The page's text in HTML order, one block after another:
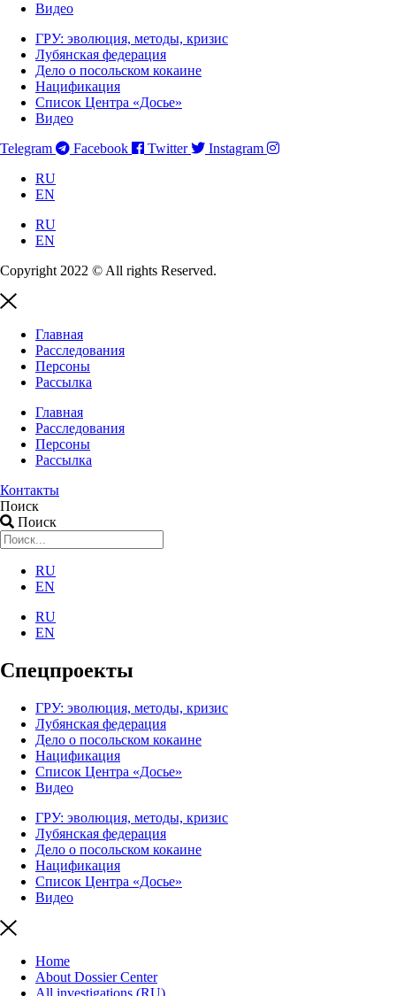
Видео
ГРУ: эволюция, методы, кризис
Лубянская федерация
Дело о посольском кокаине
Нацификация
Список Центра «Досье»
Видео
Telegram
Facebook Twitter
Instagram
RU
EN
RU
EN
Copyright 2022 © All rights Reserved.
Главная
Расследования
Персоны
Рассылка
Главная
Расследования
Персоны
Рассылка
Контакты
Поиск
Поиск
RU
EN
RU
EN
Спецпроекты
ГРУ: эволюция, методы, кризис
Лубянская федерация
Дело о посольском кокаине
Нацификация
Список Центра «Досье»
Видео
ГРУ: эволюция, методы, кризис
Лубянская федерация
Дело о посольском кокаине
Нацификация
Список Центра «Досье»
Видео
Home
About Dossier Center